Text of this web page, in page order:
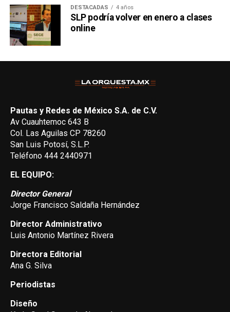
DESTACADAS 4 años
SLP podría volver en enero a clases
online
Pautas y Redes de México S.A. de C.V.
Av Cuauhtemoc 643 B
Col. Las Aguilas CP 78260
San Luis Potosí, S.L.P.
Teléfono 444 2440971
EL EQUIPO:
Director General
Jorge Francisco Saldaña Hernández
Director Administrativo
Luis Antonio Martínez Rivera
Directora Editorial
Ana G. Silva
Periodistas
Diseño